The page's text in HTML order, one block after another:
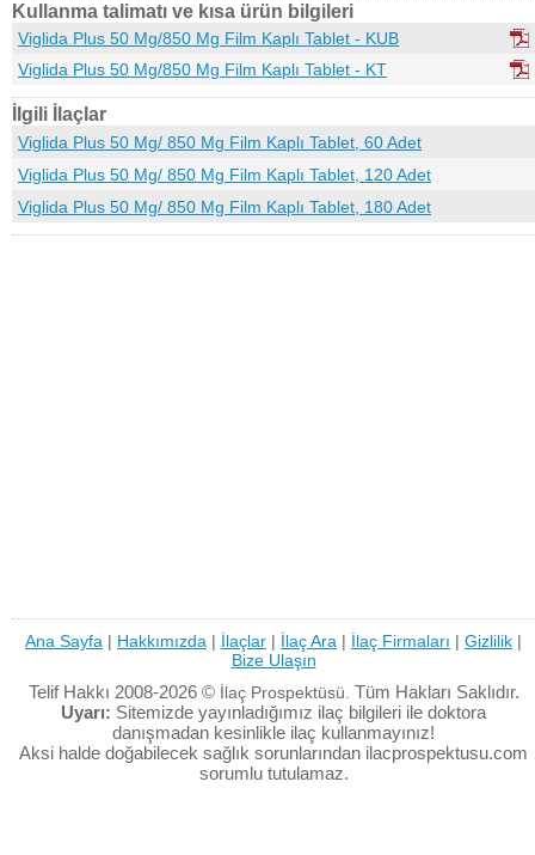
Kullanma talimatı ve kısa ürün bilgileri
Viglida Plus 50 Mg/850 Mg Film Kaplı Tablet - KUB
Viglida Plus 50 Mg/850 Mg Film Kaplı Tablet - KT
İlgili İlaçlar
Viglida Plus 50 Mg/ 850 Mg Film Kaplı Tablet, 60 Adet
Viglida Plus 50 Mg/ 850 Mg Film Kaplı Tablet, 120 Adet
Viglida Plus 50 Mg/ 850 Mg Film Kaplı Tablet, 180 Adet
Ana Sayfa | Hakkımızda | İlaçlar | İlaç Ara | İlaç Firmaları | Gizlilik |
Bize Ulaşın
Telif Hakkı 2008-2026 © İlaç Prospektüsü. Tüm Hakları Saklıdır.
Uyarı: Sitemizde yayınladığımız ilaç bilgileri ile doktora
danışmadan kesinlikle ilaç kullanmayınız!
Aksi halde doğabilecek sağlık sorunlarından ilacprospektusu.com
sorumlu tutulamaz.